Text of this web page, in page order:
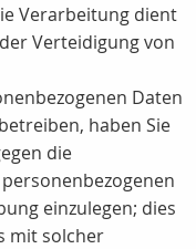
Verarbeitung dient
Verteidigung von
Daten
haben Sie
die
einzulegen; dies
mit solcher